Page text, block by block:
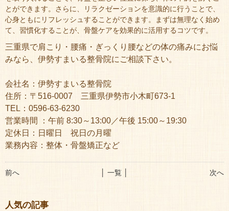
とができます。さらに、リラクゼーションを意識的に行うことで、
心身ともにリフレッシュすることができます。まずは無理なく始め
て、習慣化することが、骨盤ケアを効果的に活用するコツです。
三重県で肩こり・腰痛・ぎっくり腰などの体の痛みにお悩
みなら、伊勢すまいる整骨院にご相談下さい。
会社名：伊勢すまいる整骨院
住所：〒516-0007 三重県伊勢市小木町673-1
TEL：0596-63-6230
営業時間 ：午前 8:30～13:00／午後 15:00～19:30
定休日：日曜日 祝日の月曜
業務内容：整体・骨盤矯正など
前へ 次へ
│ 一覧 │
人気の記事